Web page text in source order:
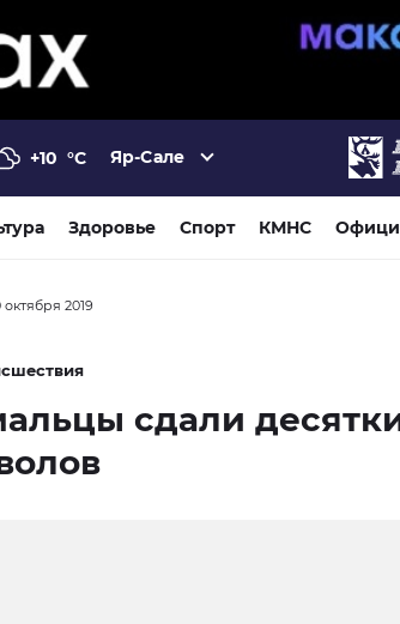
+10 °C Яр-Сале
Здоровье Спорт КМНС
октября 2019
сдали